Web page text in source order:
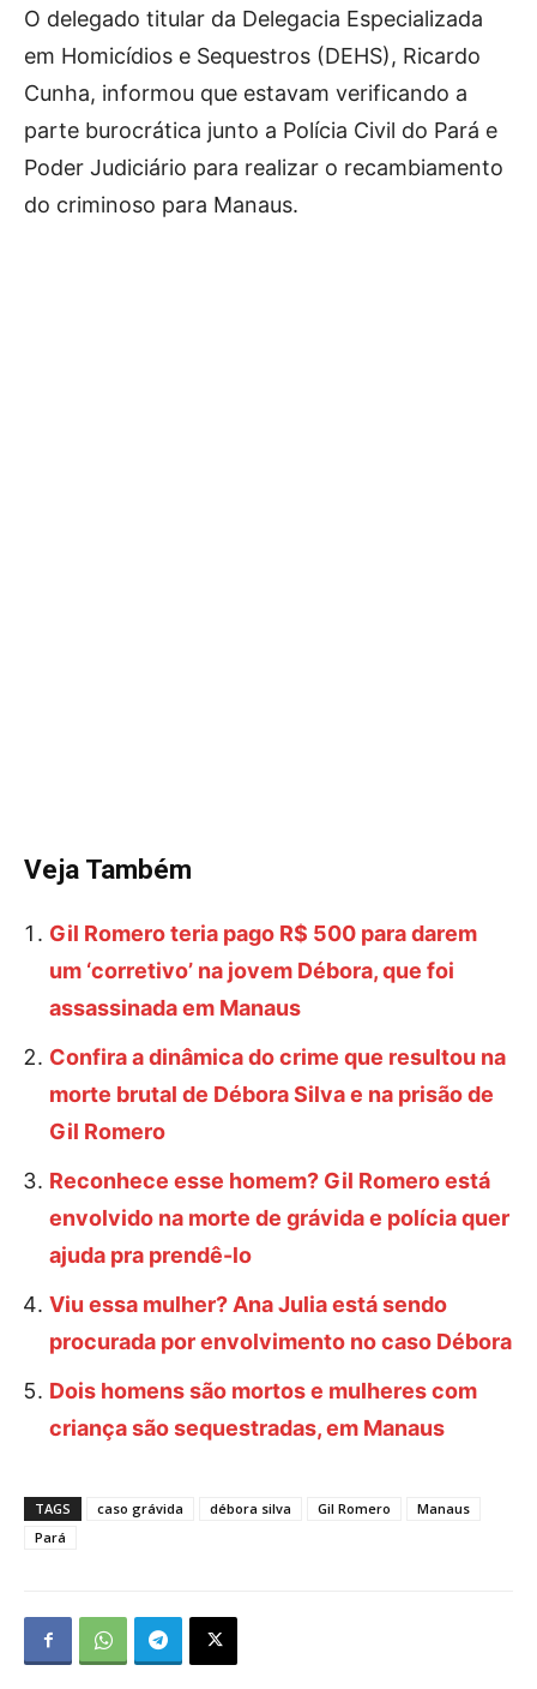
O delegado titular da Delegacia Especializada
em Homicídios e Sequestros (DEHS), Ricardo
Cunha, informou que estavam verificando a
parte burocrática junto a Polícia Civil do Pará e
Poder Judiciário para realizar o recambiamento
do criminoso para Manaus.
Veja Também
Gil Romero teria pago R$ 500 para darem
um ‘corretivo’ na jovem Débora, que foi
assassinada em Manaus
Confira a dinâmica do crime que resultou na
morte brutal de Débora Silva e na prisão de
Gil Romero
Reconhece esse homem? Gil Romero está
envolvido na morte de grávida e polícia quer
ajuda pra prendê-lo
Viu essa mulher? Ana Julia está sendo
procurada por envolvimento no caso Débora
Dois homens são mortos e mulheres com
criança são sequestradas, em Manaus
TAGS caso grávida débora silva Gil Romero
Manaus
Pará